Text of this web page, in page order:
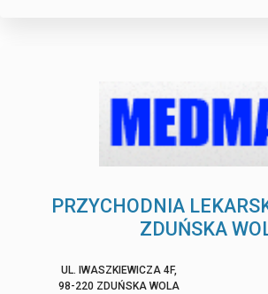
PRZYCHODNIA
ZDUŃSKA
UL. IWASZKIEWICZA 4F,
98-220 ZDUŃSKA WOLA